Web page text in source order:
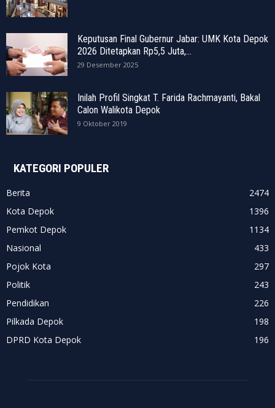
Keputusan Final Gubernur Jabar: UMK Kota Depok
2026 Ditetapkan Rp5,5 Juta,...
29 Desember 2025
Inilah Profil Singkat T. Farida Rachmayanti, Bakal
Calon Walikota Depok
9 Oktober 2019
KATEGORI POPULER
Berita
2474
Kota Depok
1396
Pemkot Depok
1134
Nasional
433
Pojok Kota
297
Politik
243
Pendidikan
226
Pilkada Depok
198
DPRD Kota Depok
196